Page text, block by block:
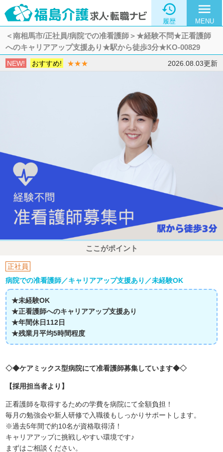

履歴
menu
MENU
＜南相馬市/正社員/病院での准看護師＞★経験不問★正看護師
へのキャリアアップ支援あり★駅から徒歩3分★KO-00829
NEW! おすすめ! ★★★ 2026.08.03更新
ここがポイント
正社員
病院での准看護師／キャリアアップ支援あり／未経験OK
★未経験OK
★正看護師へのキャリアアップ支援あり
★年間休日112日
★残業月平均5時間程度
◇◆ケアミックス型病院にて准看護師募集しています◆◇
【採用担当者より】
正看護師を取得するための学費を病院にて全額負担！
毎月の勉強会や新人研修で入職後もしっかりサポートします。
※過去5年間で約10名が資格取得済！
キャリアアップに挑戦しやすい環境です♪
まずはご相談ください。